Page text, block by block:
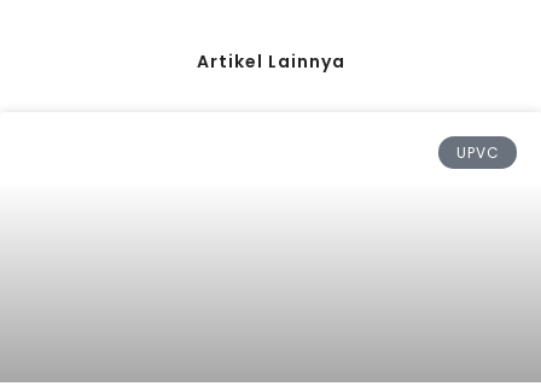
Artikel Lainnya
UPVC